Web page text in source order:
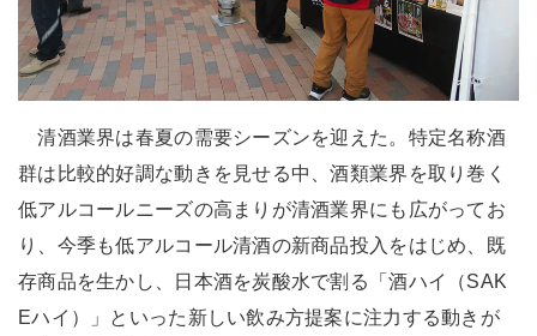
清酒業界は春夏の需要シーズンを迎えた。特定名称酒
群は比較的好調な動きを見せる中、酒類業界を取り巻く
低アルコールニーズの高まりが清酒業界にも広がってお
り、今季も低アルコール清酒の新商品投入をはじめ、既
存商品を生かし、日本酒を炭酸水で割る「酒ハイ（SAK
Eハイ）」といった新しい飲み方提案に注力する動きが